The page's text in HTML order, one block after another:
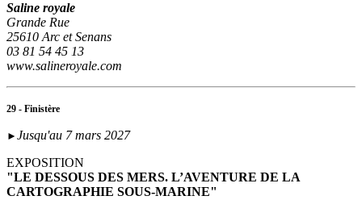
Saline royale
Grande Rue
25610 Arc et Senans
03 81 54 45 13
www.salineroyale.com
29 - Finistère
► Jusqu'au 7 mars 2027
EXPOSITION
"LE DESSOUS DES MERS. L’AVENTURE DE LA
CARTOGRAPHIE SOUS-MARINE"